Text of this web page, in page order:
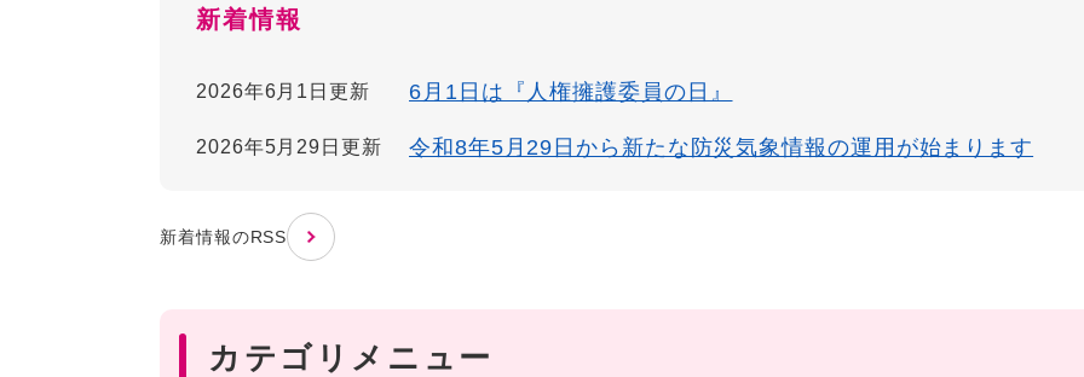
新着情報
2026年6月1日更新 6月1日は『人権擁護委員の日』
2026年5月29日更新 令和8年5月29日から新たな防災気象情報の運用が始まります
新着情報のRSS
カテゴリメニュー